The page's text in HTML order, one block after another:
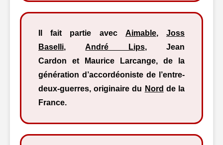
Il fait partie avec Aimable,Joss
Baselli,André Lips, Jean
Cardon et Maurice Larcange, de la
génération d’accordéoniste de l’entre-
deux-guerres, originaire du Nord de la
France.